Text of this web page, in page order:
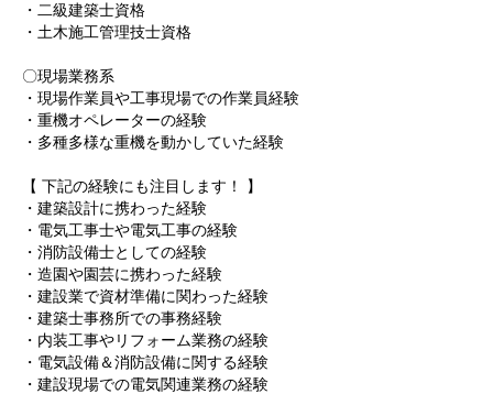
・二級建築士資格
・土木施工管理技士資格
〇現場業務系
・現場作業員や工事現場での作業員経験
・重機オペレーターの経験
・多種多様な重機を動かしていた経験
【 下記の経験にも注目します！ 】
・建築設計に携わった経験
・電気工事士や電気工事の経験
・消防設備士としての経験
・造園や園芸に携わった経験
・建設業で資材準備に関わった経験
・建築士事務所での事務経験
・内装工事やリフォーム業務の経験
・電気設備＆消防設備に関する経験
・建設現場での電気関連業務の経験